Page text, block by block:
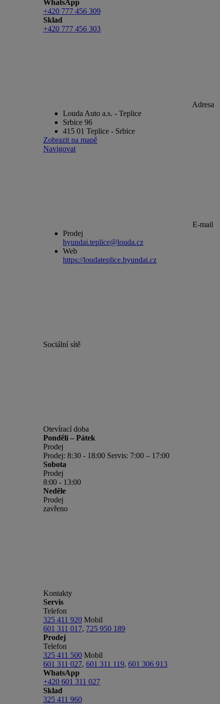
WhatsApp
+420 777 456 309
Sklad
+420 777 456 303
Adresa
Louda Auto a.s. - Teplice
Srbice 96
415 01 Teplice - Srbice
Zobrazit na mapě
Navigovat
E-mail
Prodej
hyundai.teplice@louda.cz
Web
https://loudateplice.hyundai.cz
Sociální sítě
Otevírací doba
Pondělí – Pátek
Prodej
Prodej: 8:30 - 18:00 Servis: 7:00 – 17:00
Sobota
Prodej
8:00 - 13:00
Neděle
Prodej
zavřeno
Kontakty
Servis
Telefon
325 411 920 Mobil
601 311 017, 725 950 189
Prodej
Telefon
325 411 500 Mobil
601 311 027, 601 311 119, 601 306 913
WhatsApp
+420 601 311 027
Sklad
325 411 960